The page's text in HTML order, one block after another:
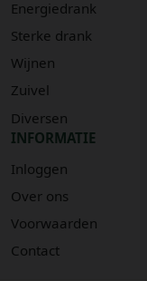
Energiedrank
Sterke drank
Wijnen
Zuivel
Diversen
INFORMATIE
Inloggen
Over ons
Voorwaarden
Contact